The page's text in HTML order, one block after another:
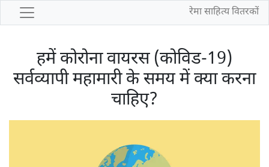
रेमा साहित्य वितरकों
हमें कोरोना वायरस (कोविड-19)
सर्वव्यापी महामारी के समय में क्या करना
चाहिए?